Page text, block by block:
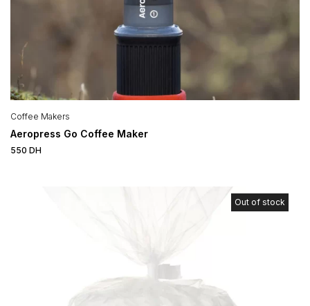
Coffee Makers
Aeropress Go Coffee Maker
550 DH
Out of stock